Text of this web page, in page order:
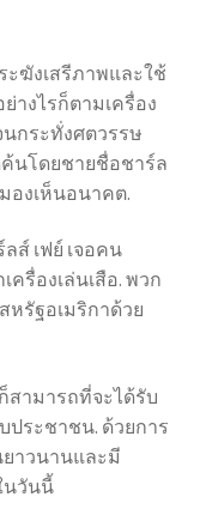
ะฆังเสรีภาพและใช้
างไรก็ตามเครื่อง
กระทั่งศตวรรษ
ค้นโดยชายชื่อชาร์ล
องเห็นอนาคต.
ส์ เฟย์ เจอคน
ครื่องเล่นเสือ. พวก
หรัฐอเมริกาด้วย
สามารถที่จะได้รับ
ระชาชน. ด้วยการ
าวนานและมี
นวันนี้